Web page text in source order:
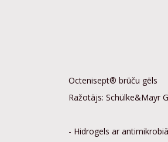
Octenisept® brūču gēls
Ražotājs: Schülke&Mayr
- Hidrogels ar